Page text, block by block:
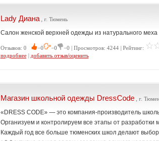
Lady Диана, г. Тюмень
Салон женской верхней одежды из натурального меха
Отзывов: 0 −0 −0 −0 | Просмотров: 4244 | Рейтинг:
подробнее| добавить отзыв/оценить
Магазин школьной одежды DressCode, г.
«DRESS CODE» — это компания-производитель
Организуем и контролируем все этапы от
Каждый год все больше тюменских школ делают